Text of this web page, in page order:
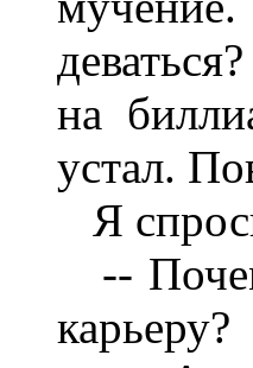
на
устал.
Я
--
карьеру?